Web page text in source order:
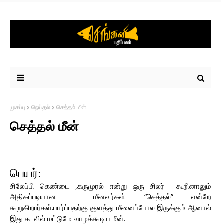
முகப்பு நெய்தல் செத்தல் மீன்
செத்தல் மீன்
பெயர்:
சிலேப்பி கெண்டை ,கருமுரல் என்று ஒரு சிலர் கூறினாலும்
அதிகப்படியான மீனவர்கள் “செத்தல்” என்றே
கூறுகிறார்கள்.பார்ப்பதற்கு குளத்து மீனைப்போல இருக்கும் ஆனால்
இது கடலில் மட்டுமே வாழக்கூடிய மீன்.